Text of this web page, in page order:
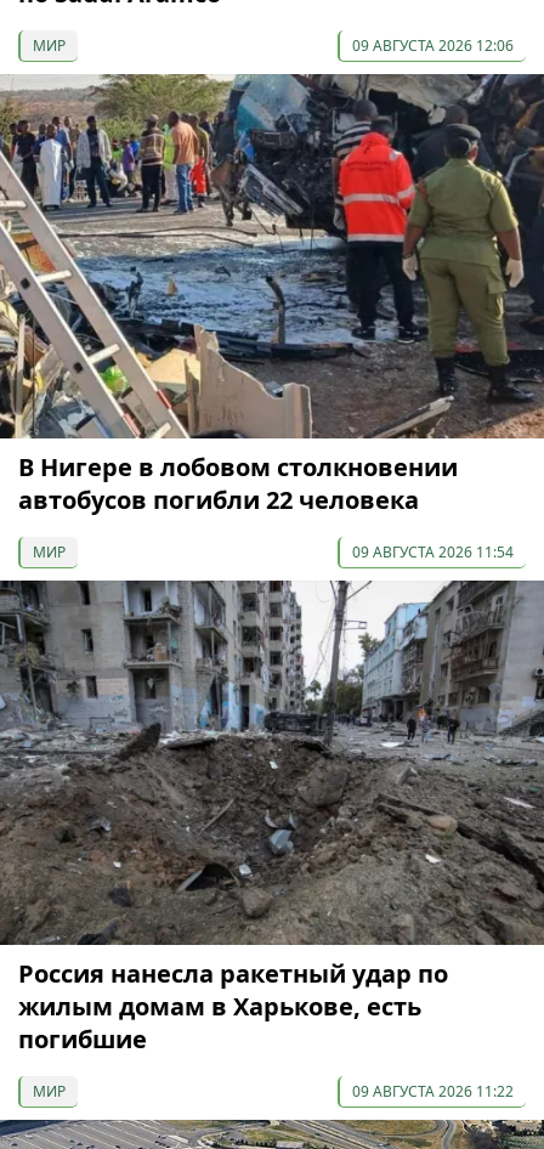
МИР 09 АВГУСТА 2026 12:06
В Нигере в лобовом столкновении
автобусов погибли 22 человека
МИР 09 АВГУСТА 2026 11:54
Россия нанесла ракетный удар по
жилым домам в Харькове, есть
погибшие
МИР 09 АВГУСТА 2026 11:22